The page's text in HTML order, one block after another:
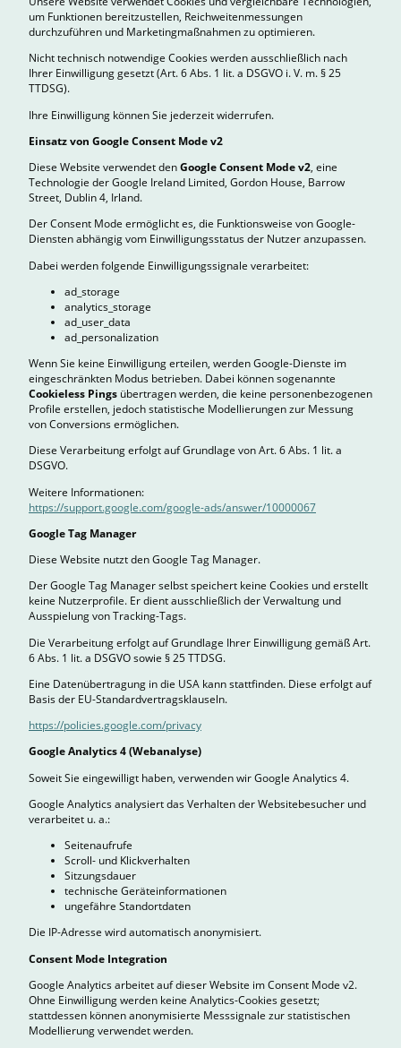
um Funktionen bereitzustellen, Reichweitenmessungen
durchzuführen und Marketingmaßnahmen zu optimieren.
Nicht technisch notwendige Cookies werden ausschließlich nach
Ihrer Einwilligung gesetzt (Art. 6 Abs. 1 lit. a DSGVO i. V. m. § 25
TTDSG).
Ihre Einwilligung können Sie jederzeit widerrufen.
Einsatz von Google Consent Mode v2
Diese Website verwendet denGoogle Consent Mode v2, eine
Technologie der Google Ireland Limited, Gordon House, Barrow
Street, Dublin 4, Irland.
Der Consent Mode ermöglicht es, die Funktionsweise von Google-
Diensten abhängig vom Einwilligungsstatus der Nutzer anzupassen.
Dabei werden folgende Einwilligungssignale verarbeitet:
ad_storage
analytics_storage
ad_user_data
ad_personalization
Wenn Sie keine Einwilligung erteilen, werden Google-Dienste im
eingeschränkten Modus betrieben. Dabei können sogenannte
Cookieless Pings übertragen werden, die keine personenbezogenen
Profile erstellen, jedoch statistische Modellierungen zur Messung
von Conversions ermöglichen.
Diese Verarbeitung erfolgt auf Grundlage von Art. 6 Abs. 1 lit. a
DSGVO.
Weitere Informationen:
https://support.google.com/google-ads/answer/10000067
Google Tag Manager
Diese Website nutzt den Google Tag Manager.
Der Google Tag Manager selbst speichert keine Cookies und erstellt
keine Nutzerprofile. Er dient ausschließlich der Verwaltung und
Ausspielung von Tracking-Tags.
Die Verarbeitung erfolgt auf Grundlage Ihrer Einwilligung gemäß Art.
6 Abs. 1 lit. a DSGVO sowie § 25 TTDSG.
Eine Datenübertragung in die USA kann stattfinden. Diese erfolgt auf
Basis der EU-Standardvertragsklauseln.
https://policies.google.com/privacy
Google Analytics 4 (Webanalyse)
Soweit Sie eingewilligt haben, verwenden wir Google Analytics 4.
Google Analytics analysiert das Verhalten der Websitebesucher und
verarbeitet u. a.:
Seitenaufrufe
Scroll- und Klickverhalten
Sitzungsdauer
technische Geräteinformationen
ungefähre Standortdaten
Die IP-Adresse wird automatisch anonymisiert.
Consent Mode Integration
Google Analytics arbeitet auf dieser Website im Consent Mode v2.
Ohne Einwilligung werden keine Analytics-Cookies gesetzt;
stattdessen können anonymisierte Messsignale zur statistischen
Modellierung verwendet werden.